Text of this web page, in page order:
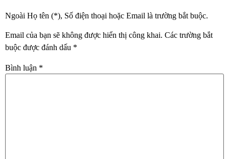
Ngoài Họ tên (*), Số điện thoại hoặc Email là trường bắt buộc.
Email của bạn sẽ không được hiển thị công khai. Các trường bắt
buộc được đánh dấu *
Bình luận *